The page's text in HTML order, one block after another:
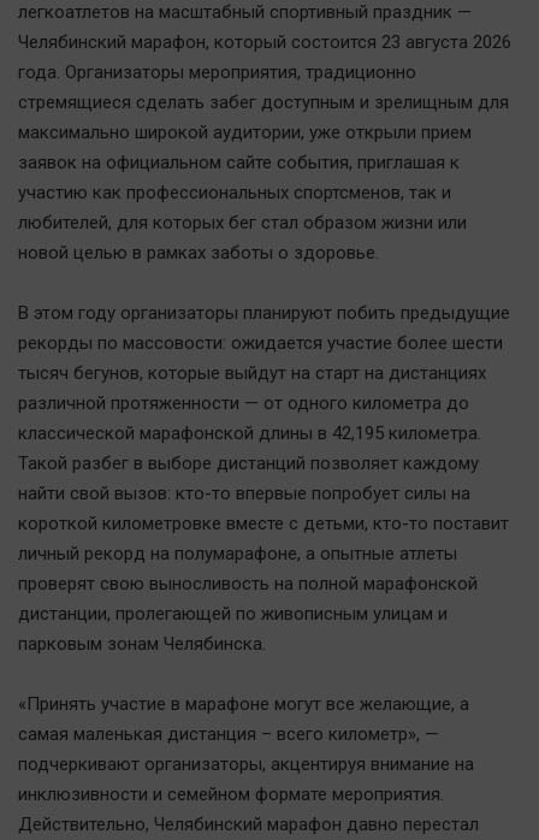
Экономика
Здоровье
Культура
Курилка
Мнения
Технологии
Отраслевые темы
Hедвижимость
Образование
XX век: криминальные уроки
Банки
Медиаграмотность
Медицина
Прогулки по городу Ч
Спецпроект
Статистика
Челябинск космический
легкоатлетов на масштабный спортивный праздник —
Челябинский марафон, который состоится 23 августа 2026
года. Организаторы мероприятия, традиционно
стремящиеся сделать забег доступным и зрелищным для
максимально широкой аудитории, уже открыли прием
заявок на официальном сайте события, приглашая к
участию как профессиональных спортсменов, так и
любителей, для которых бег стал образом жизни или
новой целью в рамках заботы о здоровье.
В этом году организаторы планируют побить предыдущие
рекорды по массовости: ожидается участие более шести
тысяч бегунов, которые выйдут на старт на дистанциях
различной протяженности — от одного километра до
классической марафонской длины в 42,195 километра.
Такой разбег в выборе дистанций позволяет каждому
найти свой вызов: кто-то впервые попробует силы на
короткой километровке вместе с детьми, кто-то поставит
личный рекорд на полумарафоне, а опытные атлеты
проверят свою выносливость на полной марафонской
дистанции, пролегающей по живописным улицам и
парковым зонам Челябинска.
«Принять участие в марафоне могут все желающие, а
самая маленькая дистанция – всего километр», —
подчеркивают организаторы, акцентируя внимание на
инклюзивности и семейном формате мероприятия.
Действительно, Челябинский марафон давно перестал